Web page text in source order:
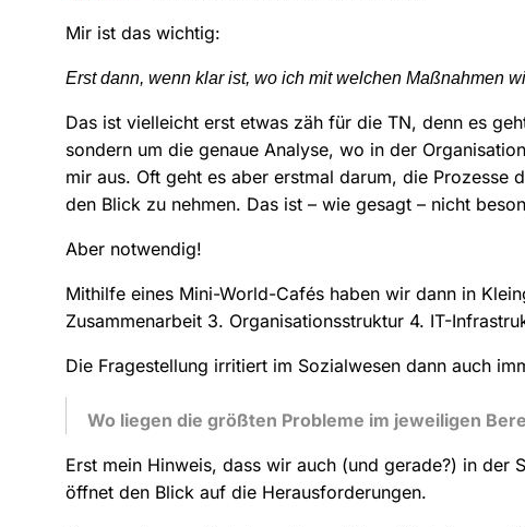
Mir ist das wichtig:
Erst dann, wenn klar ist, wo ich mit welchen Maßnahmen
Das ist vielleicht erst etwas zäh für die TN, denn es
sondern um die genaue Analyse, wo in der
mir aus. Oft geht es aber erstmal darum, die Prozesse
den Blick zu nehmen. Das ist – wie gesagt – nicht
Aber notwendig!
Mithilfe eines Mini-World-Cafés haben wir dann in
Zusammenarbeit 3. Organisationsstruktur 4. IT-
Die Fragestellung irritiert im Sozialwesen dann auch
Wo liegen die größten Probleme im jeweiligen
Erst mein Hinweis, dass wir auch (und gerade?) in der
öffnet den Blick auf die Herausforderungen.